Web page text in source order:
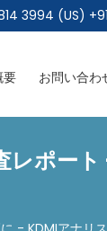
3994 (US)
要 お問い合わ
レポー